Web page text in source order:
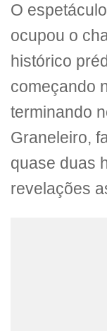
O
ocupou o
histórico
começando
terminando
Graneleiro,
quase duas
revelações